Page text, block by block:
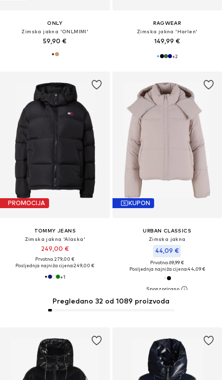
ONLY
Zimska jakna 'ONLMIMI'
59,90 €
RAGWEAR
Zimska jakna 'Harlen'
149,99 €
+2
PROMOCIJA
TOMMY JEANS
Zimska jakna 'Alaska'
249,00 €
Prvotno: 279,00 €
Posljednja najniža cijena:249,00 €
+1
KUPON
URBAN CLASSICS
Zimska jakna
44,09 €
Prvotno: 69,99 €
Posljednja najniža cijena:44,09 €
Pregledano 32 od 1089 proizvoda